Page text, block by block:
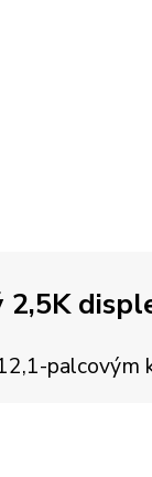
2,5K